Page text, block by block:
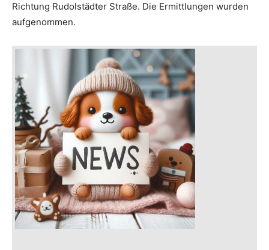
Richtung Rudolstädter Straße. Die Ermittlungen wurden
aufgenommen.